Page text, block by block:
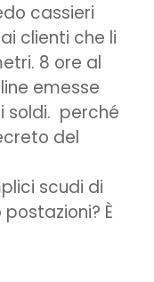
cassieri
clienti che li
8 ore al
emesse
soldi. perché
del
scudi di
È